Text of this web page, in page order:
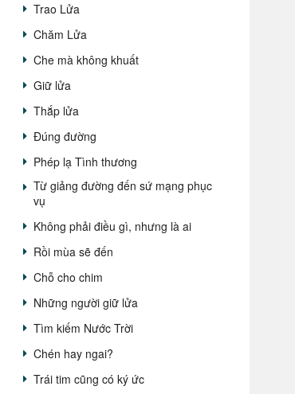
Trao Lửa
Chăm Lửa
Che mà không khuất
Giữ lửa
Thắp lửa
Đúng đường
Phép lạ Tình thương
Từ giảng đường đến sứ mạng phục
vụ
Không phải điều gì, nhưng là ai
Rồi mùa sẽ đến
Chỗ cho chim
Những người giữ lửa
Tìm kiếm Nước Trời
Chén hay ngai?
Trái tim cũng có ký ức